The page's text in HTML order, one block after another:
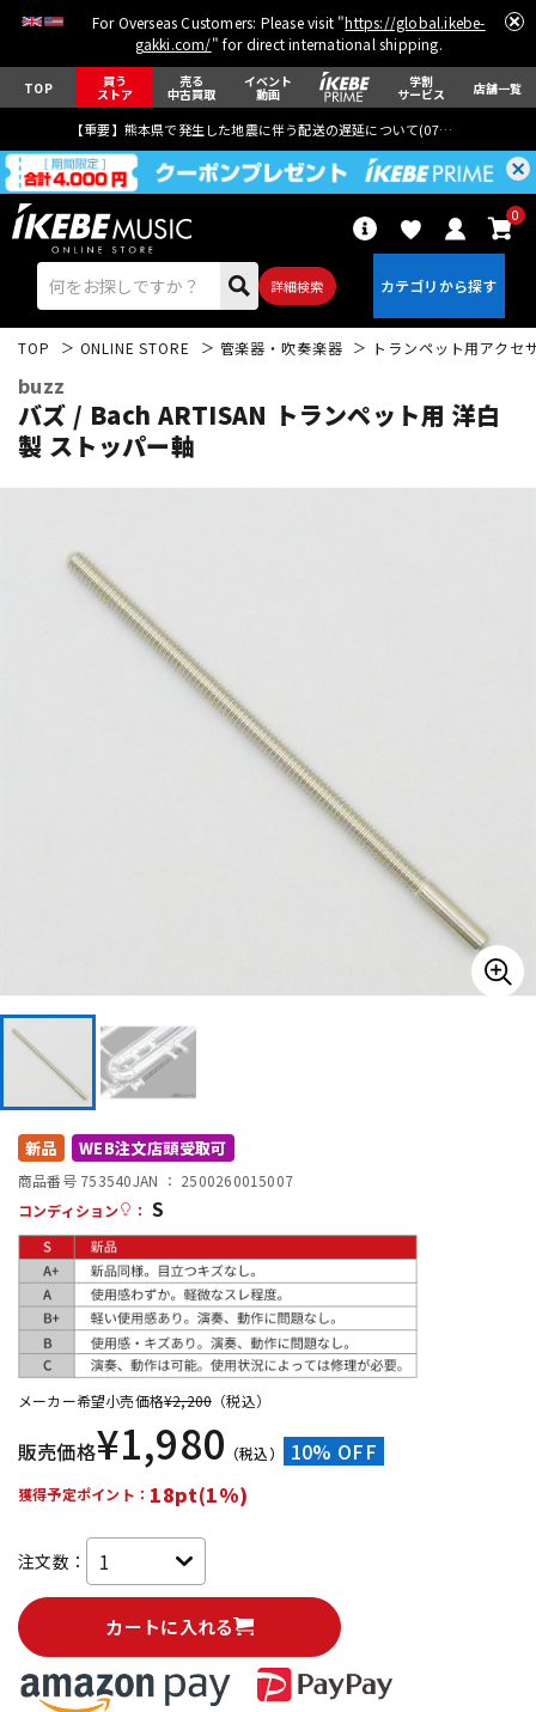
For Overseas Customers: Please visit "https://global.ikebe-
gakki.com/" for direct international shipping.
TOP 買う
ストア
売る
中古買取
イベント
動画
学割
サービス 店舗一覧
【重要】熊本県で発生した地震に伴う配送の遅延について(07月29日
詳細検索
0
エレキギター アコギ/エレアコ
ベース
その他楽器
エフェクター
DJ機器 DTM
DTM オンライン納品
配信/ライブ機器
中古 ヴィンテージ
TOP ONLINE STORE 管楽器・吹奏楽器 トランペット用アクセ
buzz
バズ / Bach ARTISAN トランペット用 洋白
製 ストッパー軸
新品 WEB注文店頭受取可
商品番号 753540JAN ： 2500260015007
コンディション
： S
メーカー希望小売価格¥2,200 （税込）
販売価格¥1,980 （税込） 10% OFF
獲得予定ポイント： 18pt(1%)
注文数：
カートに入れる